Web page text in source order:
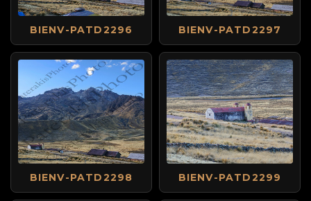
BIENV-PATD2296 BIENV-PATD2297
BIENV-PATD2298 BIENV-PATD2299